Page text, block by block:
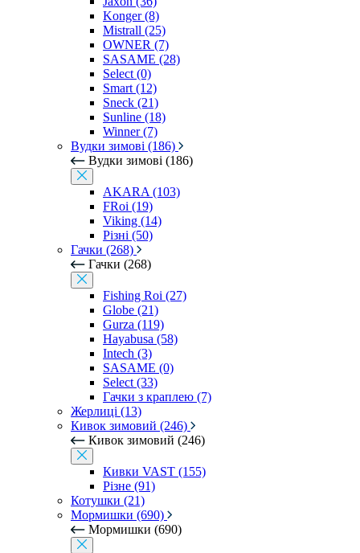
Konger (8)
Mistrall (25)
OWNER (7)
SASAME (28)
Select (0)
Smart (12)
Sneck (21)
Sunline (18)
Winner (7)
Вудки зимові (186)
Вудки зимові (186)
AKARA (103)
FRoi (19)
Viking (14)
Різні (50)
Гачки (268)
Гачки (268)
Fishing Roi (27)
Globe (21)
Gurza (119)
Hayabusa (58)
Intech (3)
SASAME (0)
Select (33)
Гачки з краплею (7)
Жерлиці (13)
Кивок зимовий (246)
Кивок зимовий (246)
Кивки VAST (155)
Різне (91)
Котушки (21)
Мормишки (690)
Мормишки (690)